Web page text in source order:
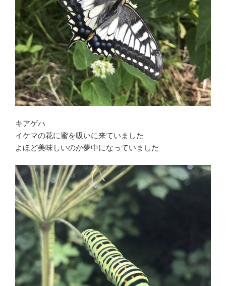
キアゲハ
イケマの花に蜜を吸いに来ていました
よほど美味しいのか夢中になっていました